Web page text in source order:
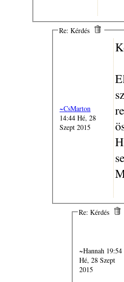
Re: Kérdés
~CsMarton
14:44 Hé, 28
Szept 2015
Re: Kérdés
~Hannah 19:54
Hé, 28 Szept
2015